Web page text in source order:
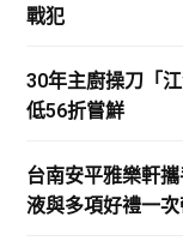
戰犯
30年主廚操刀「
低56折嘗鮮
台南安平雅樂軒
液與多項好禮一